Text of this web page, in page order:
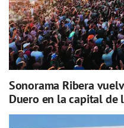
Sonorama Ribera
Duero en la capital de